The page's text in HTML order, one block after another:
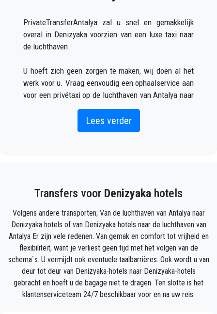
PrivateTransferAntalya zal u snel en gemakkelijk
overal in Denizyaka voorzien van een luxe taxi naar
de luchthaven.
U hoeft zich geen zorgen te maken, wij doen al het
werk voor u. Vraag eenvoudig een ophaalservice aan
voor een privétaxi op de luchthaven van Antalya naar
Denizyaka (wat zowel online als telefonisch kan) en
u zult een chauffeur ontmoeten buiten de
aankomsthal met uw naam op een bord geschreven
PrivateTransferAntalya-team zal uw vlucht volgen en
auto klaar voor vertrek en een helpende hand klaar
om u te helpen met uw bagage en brengt u naar uw
bestemming in Denizyaka.
Uw ervaring met onze transferservice zal uitstekend
zijn, aangezien ons team trotse professionals zijn
die ervoor zullen zorgen dat u op tijd wordt
Lees verder
Transfers voor Denizyaka hotels
Volgens andere transporten; Van de luchthaven van Antalya naar
Denizyaka hotels of van Denizyaka hotels naar de luchthaven van
Antalya Er zijn vele redenen. Van gemak en comfort tot vrijheid en
flexibiliteit, want je verliest geen tijd met het volgen van de
schema`s. U vermijdt ook eventuele taalbarrières. Ook wordt u van
deur tot deur van Denizyaka-hotels naar Denizyaka-hotels
gebracht en hoeft u de bagage niet te dragen. Ten slotte is het
klantenserviceteam 24/7 beschikbaar voor en na uw reis.